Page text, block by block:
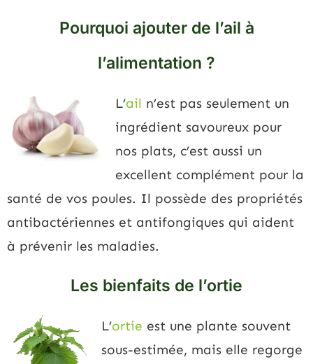
Pourquoi ajouter de l’ail à
l’alimentation ?
L’ail n’est pas seulement un
ingrédient savoureux pour
nos plats, c’est aussi un
excellent complément pour la
santé de vos poules. Il possède des propriétés
antibactériennes et antifongiques qui aident
à prévenir les maladies.
Les bienfaits de l’ortie
L’ortie est une plante souvent
sous-estimée, mais elle regorge